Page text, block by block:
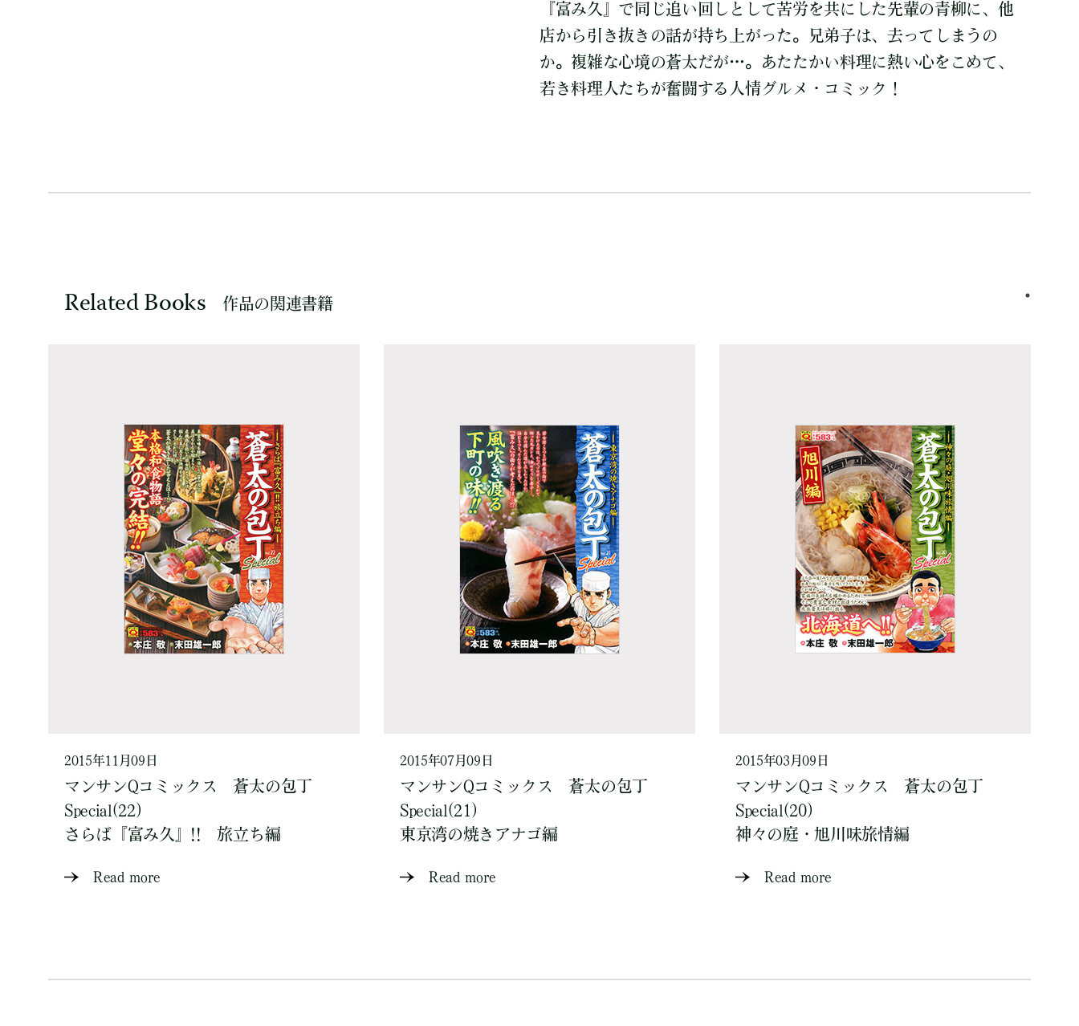
『富み久』で同じ追い回しとして苦労を共にした先輩の青柳に、他
店から引き抜きの話が持ち上がった。兄弟子は、去ってしまうの
か。複雑な心境の蒼太だが…。あたたかい料理に熱い心をこめて、
若き料理人たちが奮闘する人情グルメ・コミック！
Related Books 作品の関連書籍
2015年11月09日
マンサンQコミックス 蒼太の包丁
Special(22)
さらば『富み久』!! 旅立ち編
Read more
2015年07月09日
マンサンQコミックス 蒼太の包丁
Special(21)
東京湾の焼きアナゴ編
Read more
2015年03月09日
マンサンQコミックス 蒼太の包丁
Special(20)
神々の庭・旭川味旅情編
Read more